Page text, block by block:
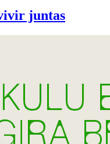
juntas